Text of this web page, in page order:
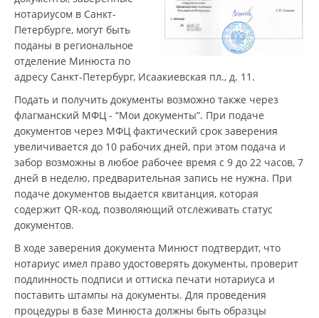
нотариусом в Санкт-
Петербурге, могут быть
поданы в региональное
отделение Минюста по
адресу Санкт-Петербург, Исаакиевская пл., д. 11.
Подать и получить документы возможно также через
флагманский МФЦ - “Мои документы”. При подаче
документов через МФЦ фактический срок заверения
увеличивается до 10 рабочих дней, при этом подача и
забор возможны в любое рабочее время с 9 до 22 часов, 7
дней в неделю, предварительная запись не нужна. При
подаче документов выдается квитанция, которая
содержит QR-код, позволяющий отслеживать статус
документов.
В ходе заверения документа Минюст подтвердит, что
нотариус имел право удостоверять документы, проверит
подлинность подписи и оттиска печати нотариуса и
поставить штампы на документы. Для проведения
процедуры в базе Минюста должны быть образцы